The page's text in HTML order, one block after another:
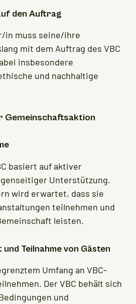
den Auftrag
in muss seine/ihre
mit dem Auftrag des VBC
insbesondere
und nachhaltige
Gemeinschaftsaktion
basiert auf aktiver
Unterstützung.
wird erwartet, dass sie
teilnehmen und
leisten.
Teilnahme von Gästen
Umfang an VBC-
Der VBC behält sich
und